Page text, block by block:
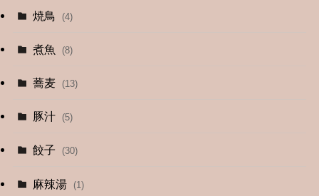
(4)
焼鳥 (4)
煮魚 (8)
蕎麦 (13)
豚汁 (5)
餃子 (30)
麻辣湯 (1)